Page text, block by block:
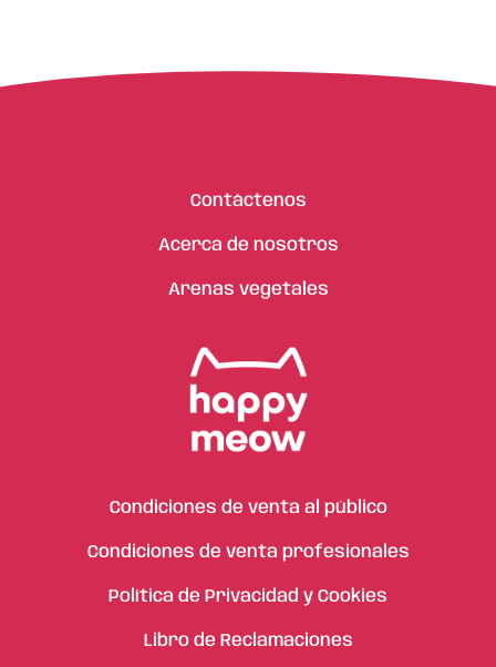
Contáctenos
Acerca de nosotros
Arenas vegetales
Condiciones de venta al público
Condiciones de venta profesionales
Política de Privacidad y Cookies
Libro de Reclamaciones